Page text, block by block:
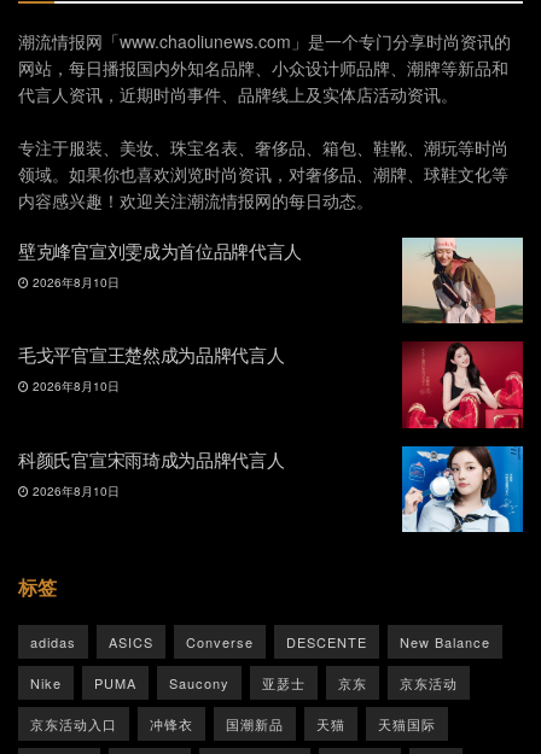
潮流情报网「www.chaoliunews.com」是一个专门分享时尚资讯的
网站，每日播报国内外知名品牌、小众设计师品牌、潮牌等新品和
代言人资讯，近期时尚事件、品牌线上及实体店活动资讯。
专注于服装、美妆、珠宝名表、奢侈品、箱包、鞋靴、潮玩等时尚
领域。如果你也喜欢浏览时尚资讯，对奢侈品、潮牌、球鞋文化等
内容感兴趣！欢迎关注潮流情报网的每日动态。
壁克峰官宣刘雯成为首位品牌代言人
2026年8月10日
毛戈平官宣王楚然成为品牌代言人
2026年8月10日
科颜氏官宣宋雨琦成为品牌代言人
2026年8月10日
标签
adidas ASICS Converse DESCENTE New Balance
Nike PUMA Saucony 亚瑟士 京东 京东活动
京东活动入口 冲锋衣 国潮新品 天猫 天猫国际